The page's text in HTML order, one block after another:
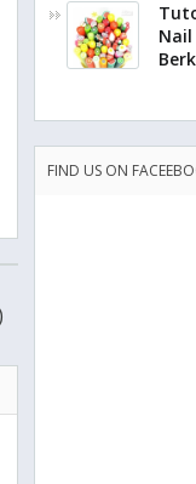
FIND US ON